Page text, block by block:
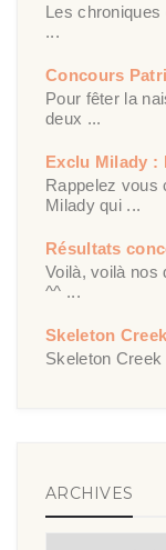
Les
...
Concours
Pour fêter la
deux ...
Exclu Milady :
Rappelez vous
Milady qui ...
Résultats
Voilà, voilà nos
^^ ...
Skeleton
Skeleton
ARCHIVES